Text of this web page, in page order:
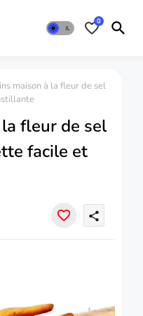
0
maison à la fleur de sel
fleur de sel
facile et
share